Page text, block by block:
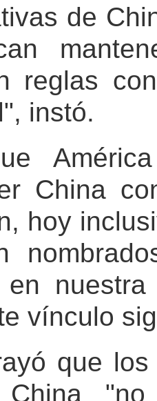
de
reglas
instó.
China
hoy
en
vínculo
que
"no